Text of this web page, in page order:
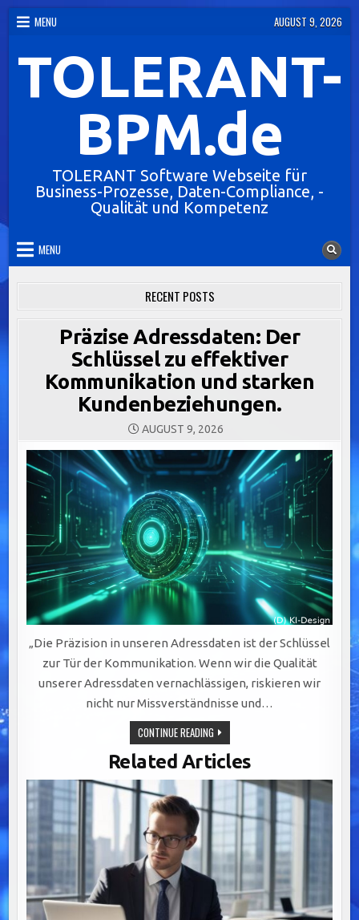
Skip
content
MENU AUGUST 9, 2026
TOLERANT-
BPM.de
TOLERANT Software Webseite für
Business-Prozesse, Daten-Compliance, -
Qualität und Kompetenz
MENU
RECENT POSTS
Präzise Adressdaten: Der
Schlüssel zu effektiver
Kommunikation und starken
Kundenbeziehungen.
AUGUST 9, 2026
„Die Präzision in unseren Adressdaten ist der Schlüssel
zur Tür der Kommunikation. Wenn wir die Qualität
unserer Adressdaten vernachlässigen, riskieren wir
nicht nur Missverständnisse und…
CONTINUE READINGPRÄZISE
ADRESSDATEN:
DER
SCHLÜSSEL
ZU
EFFEKTIVER
KOMMUNIKATION
STARKEN
KUNDENBEZIEHUNGEN.
Related Articles